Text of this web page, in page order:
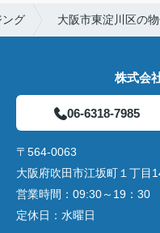
ング 大阪市東淀川区の
株式会
06-6318-7985
〒564-0063
大阪府吹田市江坂町１丁目
営業時間： 09:30～19：30
定休日： 水曜日